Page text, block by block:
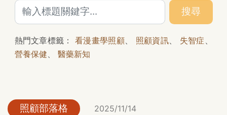
搜尋
熱門文章標籤：看漫畫學照顧、 照顧資訊、 失智症
營養保健
醫藥新知
照顧部落格 2025/11/14